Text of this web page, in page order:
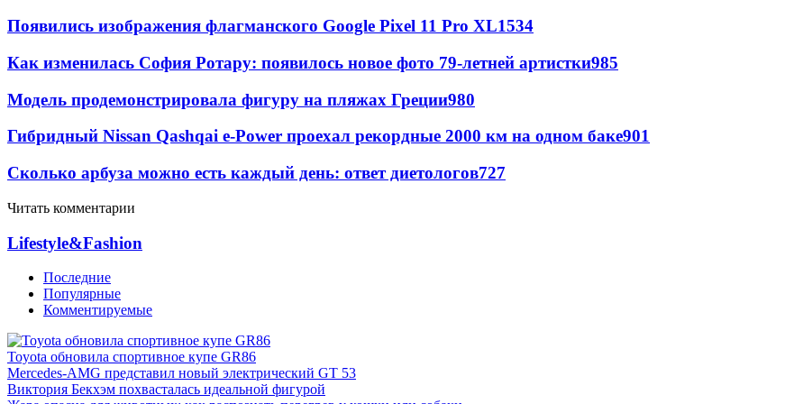
Появились изображения флагманского Google Pixel 11 Pro XL1534
Как изменилась София Ротару: появилось новое фото 79-летней артистки985
Модель продемонстрировала фигуру на пляжах Греции980
Гибридный Nissan Qashqai e-Power проехал рекордные 2000 км на одном баке901
Сколько арбуза можно есть каждый день: ответ диетологов727
Читать комментарии
Lifestyle&Fashion
Последние
Популярные
Комментируемые
Toyota обновила спортивное купе GR86
Mercedes-AMG представил новый электрический GT 53
Виктория Бекхэм похвасталась идеальной фигурой